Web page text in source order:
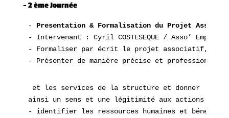
–2 ème Journée
- Presentation & Formalisation du Projet
- Intervenant : Cyril COSTESEQUE / Asso’ Emploi
- Formaliser par écrit le projet associatif, à
- Présenter de manière précise et
et les services de la structure et donner
ainsi un sens et une légitimité aux actions
- identifier les ressources humaines et